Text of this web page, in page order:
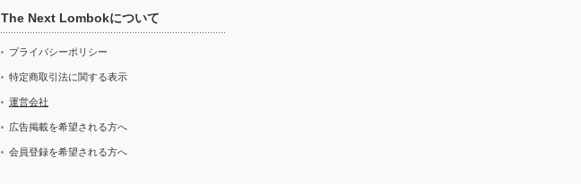
The Next Lombokについて
プライバシーポリシー
特定商取引法に関する表示
運営会社
広告掲載を希望される方へ
会員登録を希望される方へ